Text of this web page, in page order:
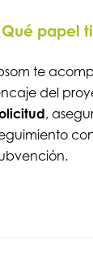
papel
te
del
,